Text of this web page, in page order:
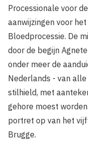
Processionale voor
aanwijzingen voor
Bloedprocessie. De
door de begijn
onder meer de
Nederlands - van
stilhield, met
gehore moest
portret op van het
Brugge.